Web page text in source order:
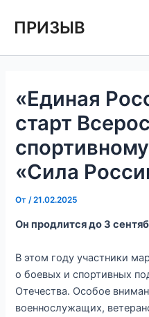
ПРИЗЫВ
«Единая
старт
«Сила
От /21.02.2025
Он продлится до 3
В этом году участники
о боевых и спортивных
Отечества. Особое
военнослужащих,
по